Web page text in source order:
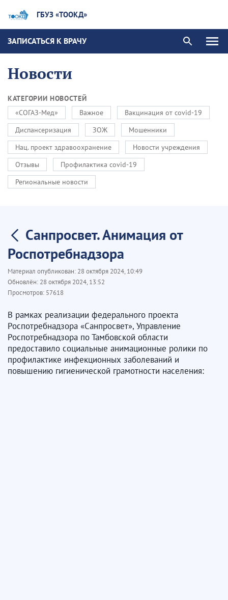
ГБУЗ «ТООКД»
ЗАПИСАТЬСЯ К ВРАЧУ
Новости
КАТЕГОРИИ НОВОСТЕЙ
«СОГАЗ-Мед»
Важное
Вакцинация от covid-19
Диспансеризация
ЗОЖ
Мошенники
Нац. проект здравоохранение
Новости учреждения
Отзывы
Профилактика covid-19
Региональные новости
Санпросвет. Анимация от
Роспотребнадзора
Материал опубликован: 28 октября 2024, 10:49
Обновлён: 28 октября 2024, 13:52
Просмотров: 57618
В рамках реализации федерального проекта
Роспотребнадзора «Санпросвет», Управление
Роспотребнадзора по Тамбовской области
предоставило социальные анимационные ролики по
профилактике инфекционных заболеваний и
повышению гигиенической грамотности населения: